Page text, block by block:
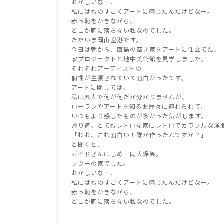
おかしいなー、
私にはものすごくアートに感じたんだけどなー。
赤っ恥をかきながら、
どこか腑に落ちない私なのでした。
ただいま岡山空港です。
今日は朝から、直島の空き家をアートに仕立てた、
家プロジェクトと地中美術館を見学しました。
それぞれアーティストの
個性が主張されていて面白かったです。
アートに関しては、
私は素人で何が何だか分かりませんが、
ローランやアートを知るお歴々に連れられて、
いつもより感じたものが多かった気がします。
帰り道、とてもレトロな家にレトロでカラフルな洋
「わお、これ面白い！誰が作ったんですか？」
と聞くと、
ガイドさんはじめ一同大爆笑。
フツーの家でした。
おかしいなー、
私にはものすごくアートに感じたんだけどなー。
赤っ恥をかきながら、
どこか腑に落ちない私なのでした。